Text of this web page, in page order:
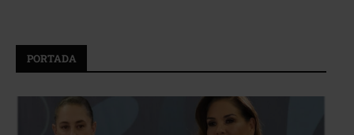
PORTADA